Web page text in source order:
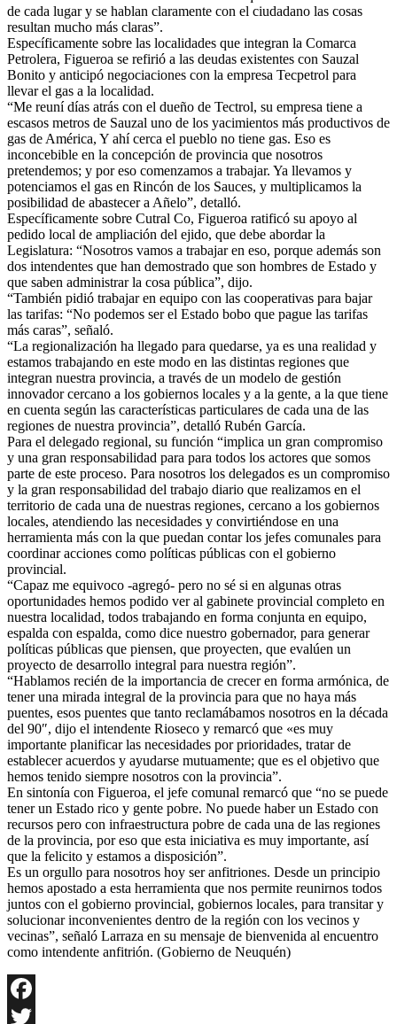
de cada lugar y se hablan claramente con el ciudadano las cosas
resultan mucho más claras”.
Específicamente sobre las localidades que integran la Comarca
Petrolera, Figueroa se refirió a las deudas existentes con Sauzal
Bonito y anticipó negociaciones con la empresa Tecpetrol para
llevar el gas a la localidad.
“Me reuní días atrás con el dueño de Tectrol, su empresa tiene a
escasos metros de Sauzal uno de los yacimientos más productivos de
gas de América, Y ahí cerca el pueblo no tiene gas. Eso es
inconcebible en la concepción de provincia que nosotros
pretendemos; y por eso comenzamos a trabajar. Ya llevamos y
potenciamos el gas en Rincón de los Sauces, y multiplicamos la
posibilidad de abastecer a Añelo”, detalló.
Específicamente sobre Cutral Co, Figueroa ratificó su apoyo al
pedido local de ampliación del ejido, que debe abordar la
Legislatura: “Nosotros vamos a trabajar en eso, porque además son
dos intendentes que han demostrado que son hombres de Estado y
que saben administrar la cosa pública”, dijo.
“También pidió trabajar en equipo con las cooperativas para bajar
las tarifas: “No podemos ser el Estado bobo que pague las tarifas
más caras”, señaló.
“La regionalización ha llegado para quedarse, ya es una realidad y
estamos trabajando en este modo en las distintas regiones que
integran nuestra provincia, a través de un modelo de gestión
innovador cercano a los gobiernos locales y a la gente, a la que tiene
en cuenta según las características particulares de cada una de las
regiones de nuestra provincia”, detalló Rubén García.
Para el delegado regional, su función “implica un gran compromiso
y una gran responsabilidad para para todos los actores que somos
parte de este proceso. Para nosotros los delegados es un compromiso
y la gran responsabilidad del trabajo diario que realizamos en el
territorio de cada una de nuestras regiones, cercano a los gobiernos
locales, atendiendo las necesidades y convirtiéndose en una
herramienta más con la que puedan contar los jefes comunales para
coordinar acciones como políticas públicas con el gobierno
provincial.
“Capaz me equivoco -agregó- pero no sé si en algunas otras
oportunidades hemos podido ver al gabinete provincial completo en
nuestra localidad, todos trabajando en forma conjunta en equipo,
espalda con espalda, como dice nuestro gobernador, para generar
políticas públicas que piensen, que proyecten, que evalúen un
proyecto de desarrollo integral para nuestra región”.
“Hablamos recién de la importancia de crecer en forma armónica, de
tener una mirada integral de la provincia para que no haya más
puentes, esos puentes que tanto reclamábamos nosotros en la década
del 90″, dijo el intendente Rioseco y remarcó que «es muy
importante planificar las necesidades por prioridades, tratar de
establecer acuerdos y ayudarse mutuamente; que es el objetivo que
hemos tenido siempre nosotros con la provincia”.
En sintonía con Figueroa, el jefe comunal remarcó que “no se puede
tener un Estado rico y gente pobre. No puede haber un Estado con
recursos pero con infraestructura pobre de cada una de las regiones
de la provincia, por eso que esta iniciativa es muy importante, así
que la felicito y estamos a disposición”.
Es un orgullo para nosotros hoy ser anfitriones. Desde un principio
hemos apostado a esta herramienta que nos permite reunirnos todos
juntos con el gobierno provincial, gobiernos locales, para transitar y
solucionar inconvenientes dentro de la región con los vecinos y
vecinas”, señaló Larraza en su mensaje de bienvenida al encuentro
como intendente anfitrión. (Gobierno de Neuquén)
Facebook